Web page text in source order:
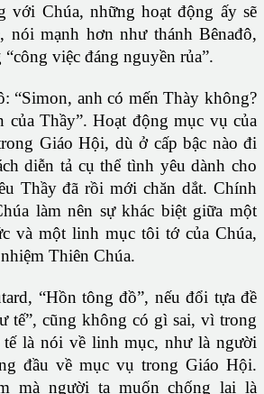
với Chúa, những hoạt động ấy sẽ
nói mạnh hơn như thánh Bênađô,
việc đáng nguyền rủa”.
“Simon, anh có mến Thày không?
của Thầy”. Hoạt động mục vụ của
Giáo Hội, dù ở cấp bậc nào đi
diễn tả cụ thể tình yêu dành cho
Thầy đã rồi mới chăn dắt. Chính
làm nên sự khác biệt giữa một
và một linh mục tôi tớ của Chúa,
Thiên Chúa.
“Hồn tông đồ”, nếu đổi tựa đề
tế”, cũng không có gì sai, vì trong
tế là nói về linh mục, như là người
đầu về mục vụ trong Giáo Hội.
mà người ta muốn chống lại là